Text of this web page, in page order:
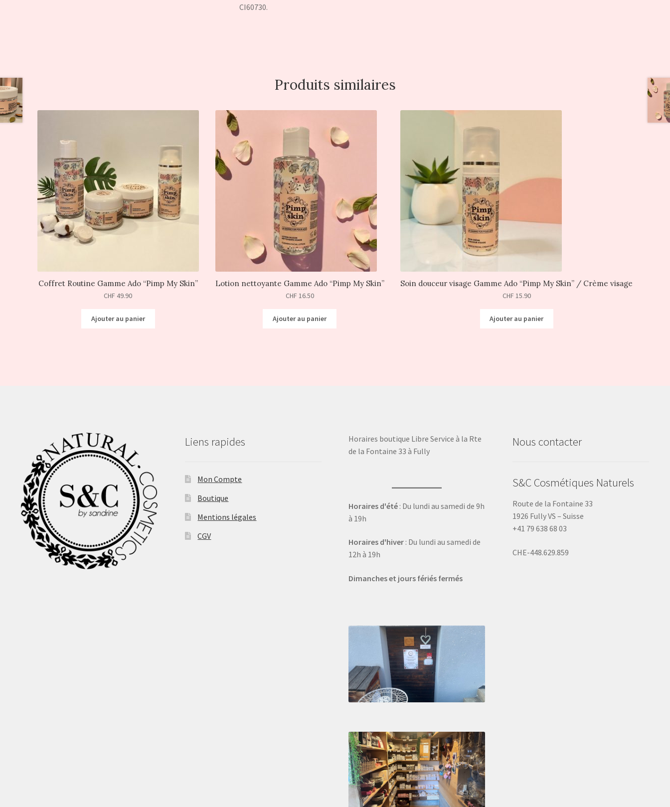
CI60730.
Produits similaires
Coffret Routine Gamme Ado “Pimp My Skin”
CHF 49.90
Ajouter au panier
Lotion nettoyante Gamme Ado “Pimp My Skin”
CHF 16.50
Ajouter au panier
Soin douceur visage Gamme Ado “Pimp My Skin” / Crème visage
CHF 15.90
Ajouter au panier
Liens rapides
Mon Compte
Boutique
Mentions légales
CGV
Horaires boutique Libre Service à la Rte
de la Fontaine 33 à Fully
Horaires d'été : Du lundi au samedi de 9h
à 19h
Horaires d'hiver : Du lundi au samedi de
12h à 19h
Dimanches et jours fériés fermés
Nous contacter
S&C Cosmétiques Naturels
Route de la Fontaine 33
1926 Fully VS – Suisse
+41 79 638 68 03
CHE-448.629.859